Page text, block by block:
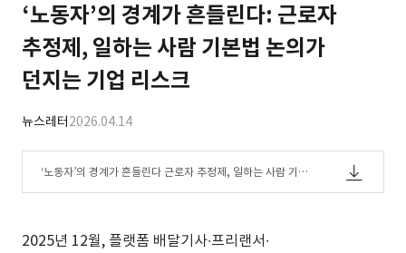
‘노동자’의 경계가 흔들린다: 근로자
추정제, 일하는 사람 기본법 논의가
던지는 기업 리스크
뉴스레터2026.04.14
‘노동자’의 경계가 흔들린다 근로자 추정제, 일하는 사람 기본
법 논의가 던지는 기업 리스크.pdf
2025년 12월, 플랫폼 배달기사∙프리랜서∙